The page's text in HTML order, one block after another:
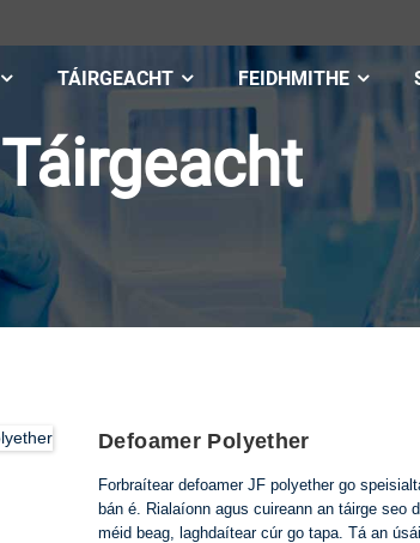
TÁIRGEACHT FEIDHMITHE
Táirgeacht
Defoamer Polyether
Forbraítear defoamer JF polyether go
bán é. Rialaíonn agus cuireann an táirge seo
méid beag, laghdaítear cúr go tapa. Tá an